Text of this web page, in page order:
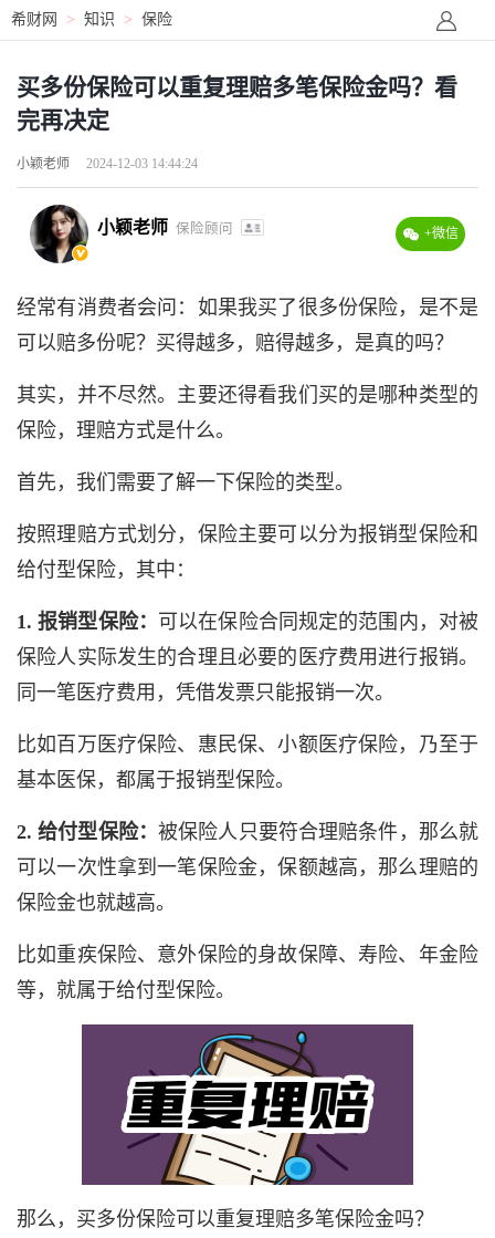
希财网 > 知识 > 保险
买多份保险可以重复理赔多笔保险金吗？看
完再决定
小颖老师 2024-12-03 14:44:24
小颖老师 保险顾问 +微信
经常有消费者会问：如果我买了很多份保险，是不是
可以赔多份呢？买得越多，赔得越多，是真的吗？
其实，并不尽然。主要还得看我们买的是哪种类型的
保险，理赔方式是什么。
首先，我们需要了解一下保险的类型。
按照理赔方式划分，保险主要可以分为报销型保险和
给付型保险，其中：
1. 报销型保险：
可以在保险合同规定的范围内，对被
保险人实际发生的合理且必要的医疗费用进行报销。
同一笔医疗费用，凭借发票只能报销一次。
比如百万医疗保险、惠民保、小额医疗保险，乃至于
基本医保，都属于报销型保险。
2. 给付型保险： 被保险人只要符合理赔条件，那么就
可以一次性拿到一笔保险金，保额越高，那么理赔的
保险金也就越高。
比如重疾保险、意外保险的身故保障、寿险、年金险
等，就属于给付型保险。
那么，买多份保险可以重复理赔多笔保险金吗？